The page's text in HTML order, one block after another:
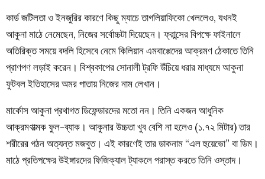
কার্ড জটিলতা ও ইনজুরির কারণে কিছু ম্যাচে তাগলিয়াফিকো খেললেও, যখনই
আকুনা মাঠে নেমেছেন, নিজের সর্বোচ্চটা দিয়েছেন। ফ্রান্সের বিপক্ষে ফাইনালে
অতিরিক্ত সময়ে বদলি হিসেবে নেমে কিলিয়ান এমবাপ্পেদের আক্রমণ ঠেকাতে তিনি
প্রাণপণ লড়াই করেন। বিশ্বকাপের সোনালী ট্রফি উঁচিয়ে ধরার মাধ্যমে আকুনা
ফুটবল ইতিহাসের অমর পাতায় নিজের নাম লেখান।
মার্কোস আকুনা প্রথাগত ডিফেন্ডারদের মতো নন। তিনি একজন আধুনিক
আক্রমণাত্মক ফুল-ব্যাক। আকুনার উচ্চতা খুব বেশি না হলেও (১.৭২ মিটার) তার
শরীরের গঠন অত্যন্ত মজবুত। এই কারণেই তার ডাকনাম “এল হুয়েভো” বা ডিম।
মাঠে প্রতিপক্ষের উইঙ্গারদের ফিজিক্যাল ট্যাকলে পরাস্ত করতে তিনি ওস্তাদ।